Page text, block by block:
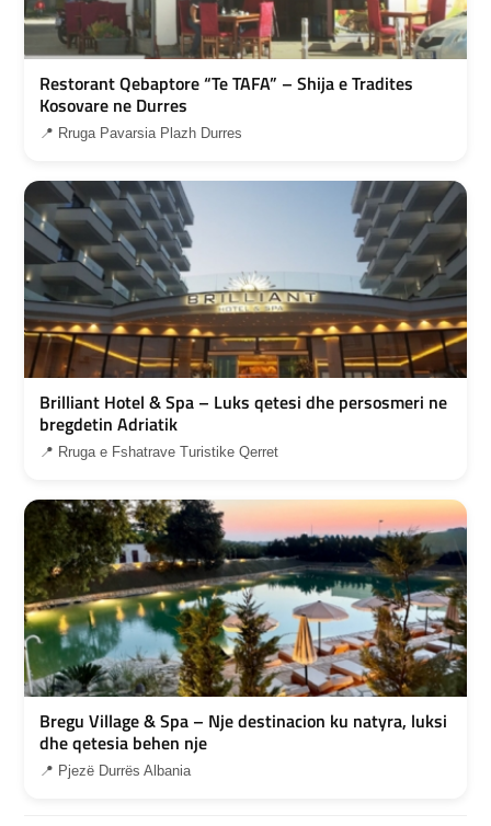
Restorant Qebaptore “Te TAFA” – Shija e Tradites
Kosovare ne Durres
📍 Rruga Pavarsia Plazh Durres
Brilliant Hotel & Spa – Luks qetesi dhe persosmeri ne
bregdetin Adriatik
📍 Rruga e Fshatrave Turistike Qerret
Bregu Village & Spa – Nje destinacion ku natyra, luksi
dhe qetesia behen nje
📍 Pjezë Durrës Albania